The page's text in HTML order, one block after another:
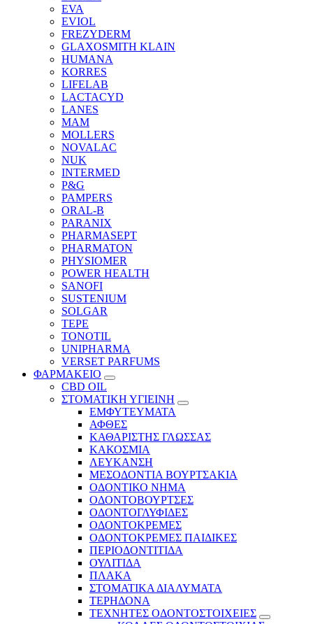
EVA
EVIOL
FREZYDERM
GLAXOSMITH KLAIN
HUMANA
KORRES
LIFELAB
LACTACYD
LANES
MAM
MOLLERS
NOVALAC
NUK
INTERMED
P&G
PAMPERS
ORAL-B
PARANIX
PHARMASEPT
PHARMATON
PHYSIOMER
POWER HEALTH
SANOFI
SUSTENIUM
SOLGAR
TEPE
TONOTIL
UNIPHARMA
VERSET PARFUMS
ΦΑΡΜΑΚΕΙΟ
CBD OIL
ΣΤΟΜΑΤΙΚΗ ΥΓΙΕΙΝΗ
ΕΜΦΥΤΕΥΜΑΤΑ
ΑΦΘΕΣ
ΚΑΘΑΡΙΣΤΗΣ ΓΛΩΣΣΑΣ
ΚΑΚΟΣΜΙΑ
ΛΕΥΚΑΝΣΗ
ΜΕΣΟΔΟΝΤΙΑ ΒΟΥΡΤΣΑΚΙΑ
ΟΔΟΝΤΙΚΟ ΝΗΜΑ
ΟΔΟΝΤΟΒΟΥΡΤΣΕΣ
ΟΔΟΝΤΟΓΛΥΦΙΔΕΣ
ΟΔΟΝΤΟΚΡΕΜΕΣ
ΟΔΟΝΤΟΚΡΕΜΕΣ ΠΑΙΔΙΚΕΣ
ΠΕΡΙΟΔΟΝΤΙΤΙΔΑ
ΟΥΛΙΤΙΔΑ
ΠΛΑΚΑ
ΣΤΟΜΑΤΙΚΑ ΔΙΑΛΥΜΑΤΑ
ΤΕΡΗΔΟΝΑ
ΤΕΧΝΗΤΕΣ ΟΔΟΝΤΟΣΤΟΙΧΕΙΕΣ